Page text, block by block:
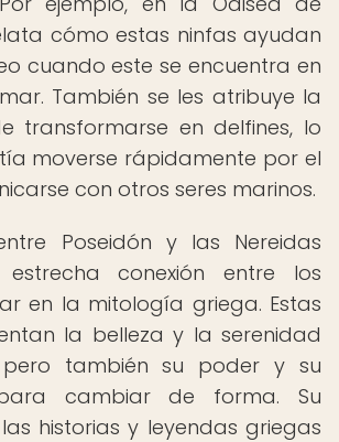
cómo estas ninfas ayudan
cuando este se encuentra en
También se les atribuye la
transformarse en delfines, lo
moverse rápidamente por el
con otros seres marinos.
Poseidón y las Nereidas
conexión entre los
en la mitología griega. Estas
la belleza y la serenidad
también su poder y su
cambiar de forma. Su
historias y leyendas griegas